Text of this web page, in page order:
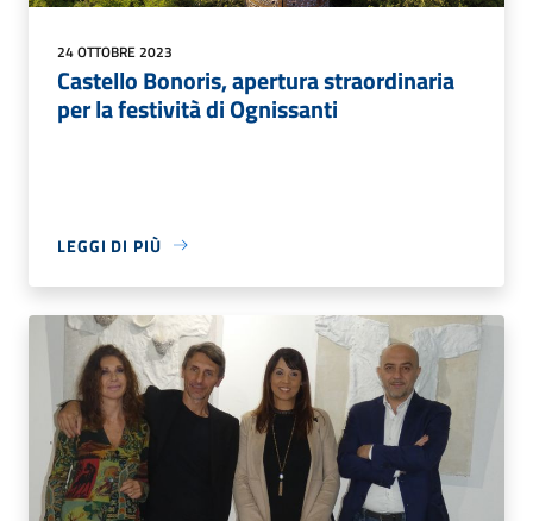
24 OTTOBRE 2023
Castello Bonoris, apertura straordinaria
per la festività di Ognissanti
LEGGI DI PIÙ